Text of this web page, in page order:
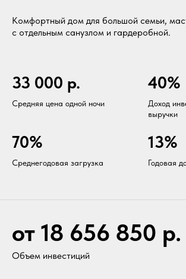
Комфортный дом для большой семьи,
с отдельным санузлом и гардеробной.
Доход
выручки
33 000 р.
Средняя цена одной ночи
70%
Среднегодовая загрузка
40%
Годовая
13%
Объем инвестиций
от 18 656 850 р.